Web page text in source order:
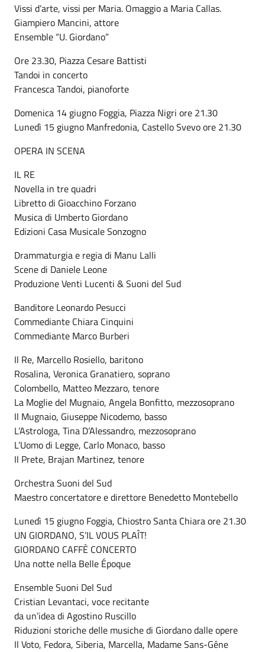
Vissi d’arte, vissi per Maria. Omaggio a Maria Callas.
Giampiero Mancini, attore
Ensemble “U. Giordano”
Ore 23.30, Piazza Cesare Battisti
Tandoi in concerto
Francesca Tandoi, pianoforte
Domenica 14 giugno Foggia, Piazza Nigri ore 21.30
Lunedì 15 giugno Manfredonia, Castello Svevo ore 21.30
OPERA IN SCENA
IL RE
Novella in tre quadri
Libretto di Gioacchino Forzano
Musica di Umberto Giordano
Edizioni Casa Musicale Sonzogno
Drammaturgia e regia di Manu Lalli
Scene di Daniele Leone
Produzione Venti Lucenti & Suoni del Sud
Banditore Leonardo Pesucci
Commediante Chiara Cinquini
Commediante Marco Burberi
Il Re, Marcello Rosiello, baritono
Rosalina, Veronica Granatiero, soprano
Colombello, Matteo Mezzaro, tenore
La Moglie del Mugnaio, Angela Bonfitto, mezzosoprano
Il Mugnaio, Giuseppe Nicodemo, basso
L’Astrologa, Tina D’Alessandro, mezzosoprano
L’Uomo di Legge, Carlo Monaco, basso
Il Prete, Brajan Martinez, tenore
Orchestra Suoni del Sud
Maestro concertatore e direttore Benedetto Montebello
Lunedì 15 giugno Foggia, Chiostro Santa Chiara ore 21.30
UN GIORDANO, S’IL VOUS PLAÎT!
GIORDANO CAFFÈ CONCERTO
Una notte nella Belle Époque
Ensemble Suoni Del Sud
Cristian Levantaci, voce recitante
da un’idea di Agostino Ruscillo
Riduzioni storiche delle musiche di Giordano dalle opere
Il Voto, Fedora, Siberia, Marcella, Madame Sans-Gêne